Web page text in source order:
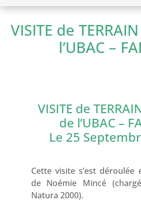
VISITE de
l’UBAC –
VISITE de
de l’UBAC –
Le 25
Cette visite s’est déroulée
de Noémie Mincé
Natura 2000).